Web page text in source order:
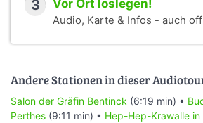
3 Vor Ort loslegen!
Audio, Karte & Infos - auch
Andere Stationen in dieser
Salon der Gräfin Bentinck (6:19 min) •
Perthes (9:11 min) • Hep-Hep-Krawalle